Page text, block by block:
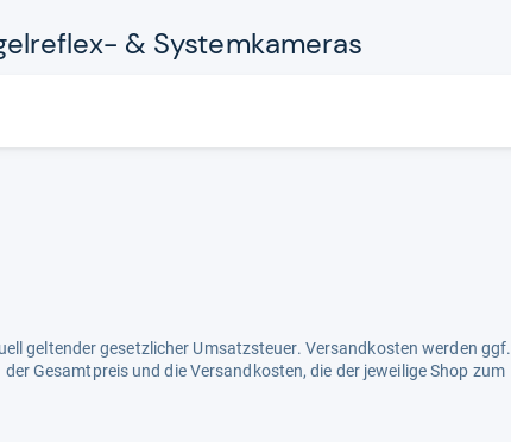
& Sys­tem­ka­me­ras
geltender gesetzlicher Umsatzsteuer. Versandkosten werden ggf.
Gesamtpreis und die Versandkosten, die der jeweilige Shop zum